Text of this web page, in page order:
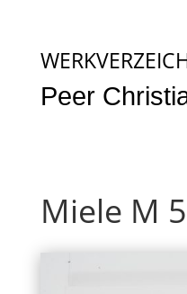
Peer
Miele M